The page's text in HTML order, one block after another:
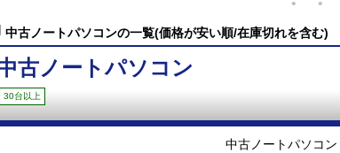
中古ノートパソコンの一覧(価格が安い順/在庫切れを含む)
古ノートパソコン
30台以上
中古ノートパソコン